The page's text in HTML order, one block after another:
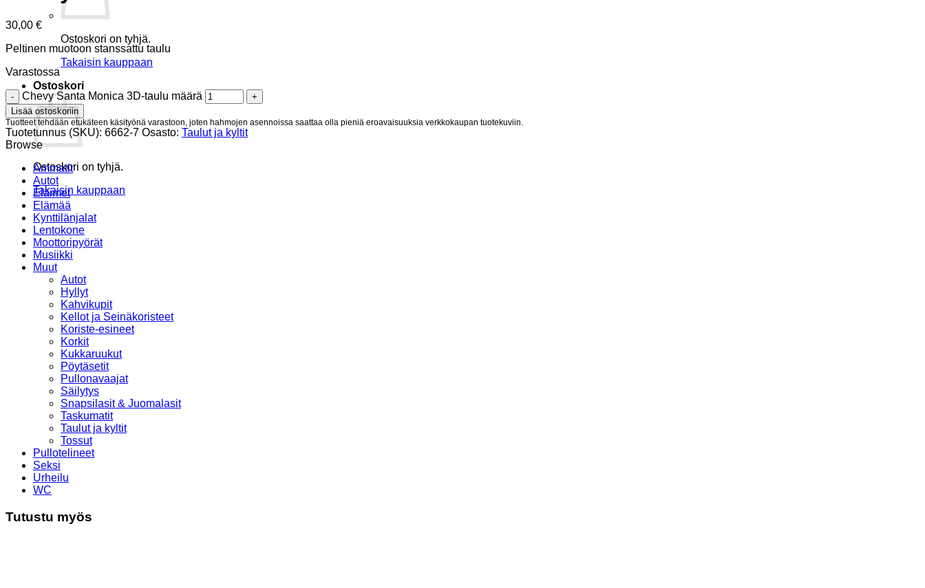
Ostoskori on tyhjä.
Takaisin kauppaan
Ostoskori
Ostoskori on tyhjä.
Takaisin kauppaan
30,00 €
Peltinen muotoon stanssattu taulu
Varastossa
Chevy Santa Monica 3D-taulu määrä
Lisää ostoskoriin
Tuotteet tehdään etukäteen käsityönä varastoon, joten hahmojen asennoissa saattaa olla pieniä eroavaisuuksia verkkokaupan tuotekuviin.
Tuotetunnus (SKU): 6662-7 Osasto: Taulut ja kyltit
Browse
Ammatit
Autot
Eläimet
Elämää
Kynttilänjalat
Lentokone
Moottoripyörät
Musiikki
Muut
Autot
Hyllyt
Kahvikupit
Kellot ja Seinäkoristeet
Koriste-esineet
Korkit
Kukkaruukut
Pöytäsetit
Pullonavaajat
Säilytys
Snapsilasit & Juomalasit
Taskumatit
Taulut ja kyltit
Tossut
Pullotelineet
Seksi
Urheilu
WC
Tutustu myös